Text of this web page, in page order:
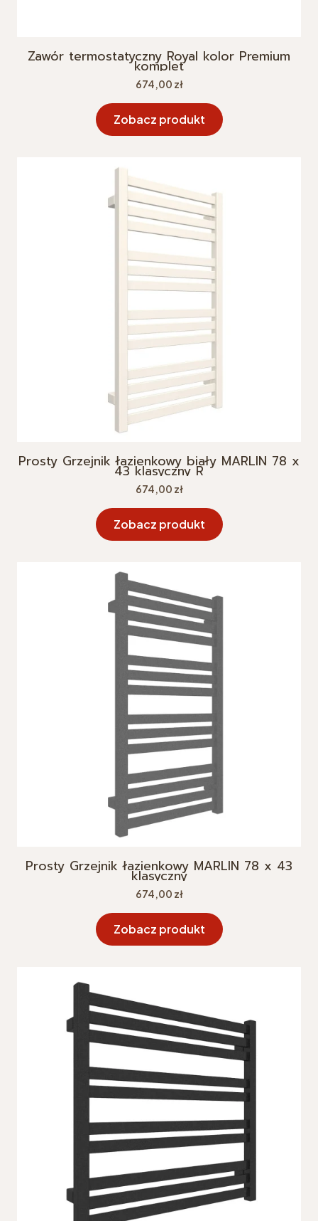
Zawór termostatyczny Royal kolor Premium
komplet
Cena
674,00 zł
Zobacz produkt
Prosty Grzejnik łazienkowy biały MARLIN 78 x
43 klasyczny R
Cena
674,00 zł
Zobacz produkt
Prosty Grzejnik łazienkowy MARLIN 78 x 43
klasyczny
Cena
674,00 zł
Zobacz produkt